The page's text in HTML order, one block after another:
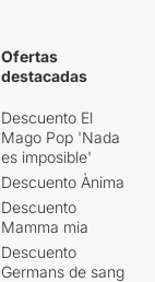
Ofertas
destacadas
Descuento El
Mago Pop 'Nada
es imposible'
Descuento Ànima
Descuento
Mamma mia
Descuento
Germans de sang